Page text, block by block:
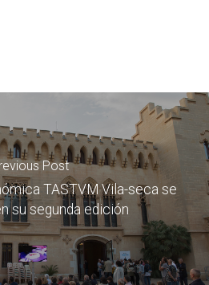
Post
TASTVM Vila-seca se
su segunda edición